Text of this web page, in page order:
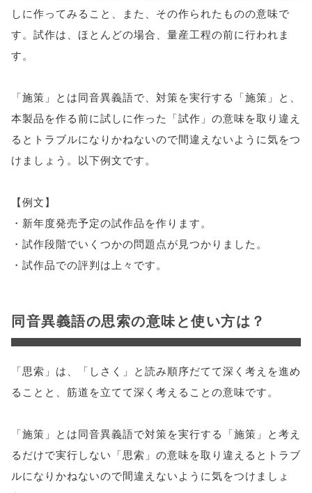
しに作ってみること、また、その作られたものの意味で
す。試作は、ほとんどの場合、量産工程の前に行われま
す。
「施策」とは同音異義語で、対策を実行する「施策」と、
本製品を作る前に試しに作った「試作」の意味を取り違え
るとトラブルになりかねないので間違えないように気をつ
けましょう。以下例文です。
【例文】
・新年度発売予定の試作品を作ります。
・試作段階でいくつかの問題点が見つかりました。
・試作品での評判は上々です。
同音異義語の思索の意味と使い方は？
「思索」は、「しさく」と読み順序だてて深く考えを進め
ることと、筋道を立てて深く考えることの意味です。
「施策」とは同音異義語で対策を実行する「施策」と考え
るだけで実行しない「思索」の意味を取り違えるとトラブ
ルになりかねないので間違えないように気をつけましょ